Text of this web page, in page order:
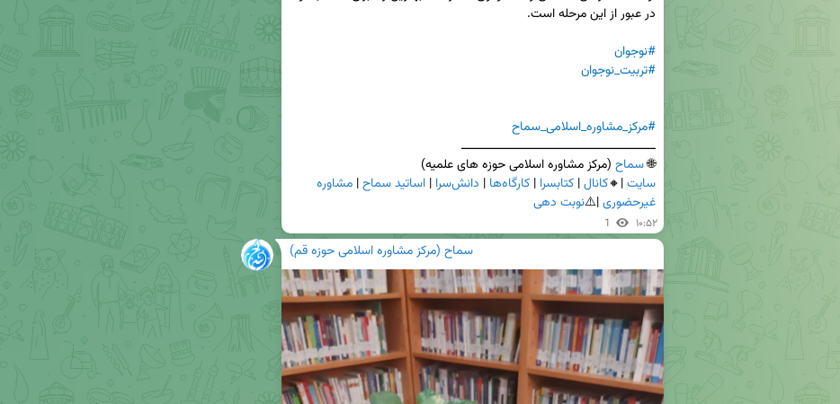
#نوجوان
#تربیت_نوجوان
#مرکز_مشاوره_اسلامی_سماح
🌐 سماح (مرکز مشاوره اسلامی حوزه های علمیه)
سایت |🔸کانال | کتابسرا | کارگاه‌ها | دانش‌سرا | اساتید سماح |
غیرحضوری |⚠️نوبت دهی
1 ۱۰:۵۲
سماح (مرکز مشاوره اسلامی حوزه قم)